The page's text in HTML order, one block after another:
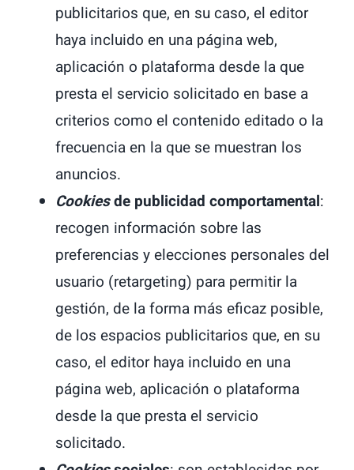
publicitarios que, en su caso, el editor
haya incluido en una página web,
aplicación o plataforma desde la que
presta el servicio solicitado en base a
criterios como el contenido editado o la
frecuencia en la que se muestran los
anuncios.
Cookiesde publicidad comportamental:
recogen información sobre las
preferencias y elecciones personales del
usuario (retargeting) para permitir la
gestión, de la forma más eficaz posible,
de los espacios publicitarios que, en su
caso, el editor haya incluido en una
página web, aplicación o plataforma
desde la que presta el servicio
solicitado.